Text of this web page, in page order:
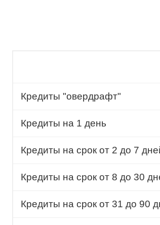
Кредиты "овердрафт"
Кредиты на 1 день
Кредиты на срок от 2 до 7
Кредиты на срок от 8 до 30
Кредиты на срок от 31 до 90